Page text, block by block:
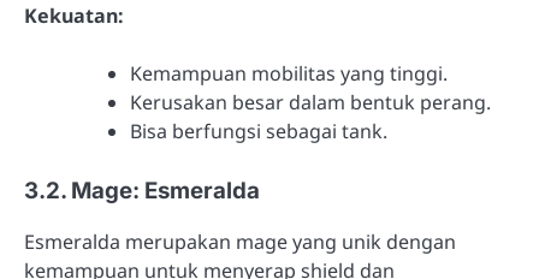
Kekuatan:
Kemampuan mobilitas yang tinggi.
Kerusakan besar dalam bentuk perang.
Bisa berfungsi sebagai tank.
3.2. Mage: Esmeralda
Esmeralda merupakan mage yang unik dengan
kemampuan untuk menyerap shield dan